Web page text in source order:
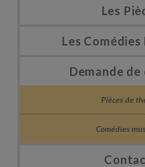
Les
Les Comédies
Demande
Pièces de
Comédies